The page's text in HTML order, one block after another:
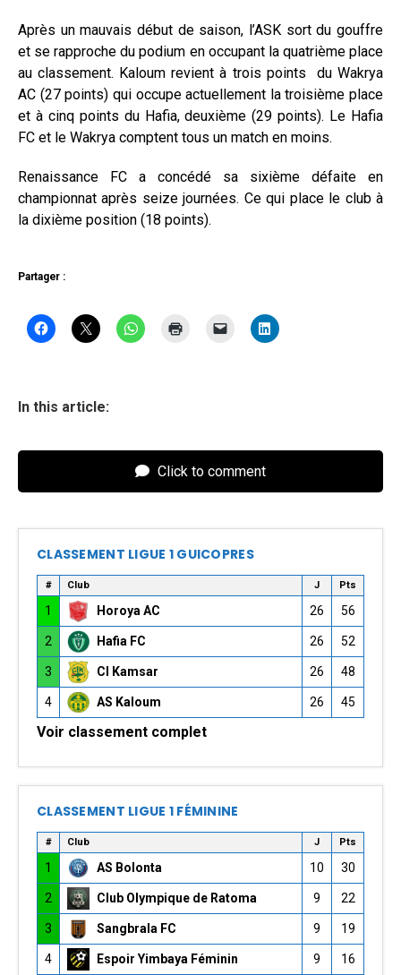
Après un mauvais début de saison, l’ASK sort du gouffre
et se rapproche du podium en occupant la quatrième place
au classement. Kaloum revient à trois points du Wakrya
AC (27 points) qui occupe actuellement la troisième place
et à cinq points du Hafia, deuxième (29 points). Le Hafia
FC et le Wakrya comptent tous un match en moins.
Renaissance FC a concédé sa sixième défaite en
championnat après seize journées. Ce qui place le club à
la dixième position (18 points).
Partager :
In this article:
Click to comment
CLASSEMENT LIGUE 1 GUICOPRES
# Club J Pts
1 Horoya AC 26 56
2 Hafia FC 26 52
3 CI Kamsar 26 48
4 AS Kaloum 26 45
Voir classement complet
CLASSEMENT LIGUE 1 FÉMININE
# Club J Pts
1 AS Bolonta 10 30
2 Club Olympique de Ratoma 9 22
3 Sangbrala FC 9 19
4 Espoir Yimbaya Féminin 9 16